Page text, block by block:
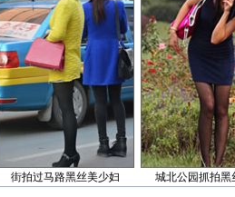
街拍过马路黑丝美少妇 城北公园抓拍黑